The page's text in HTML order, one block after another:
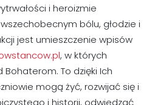
i heroizmie
bólu, głodzie i
jest umieszczenie wpisów
, w których
Bohaterom. To dzięki Ich
mogą żyć, rozwijać się i
i historii, odwiedzać